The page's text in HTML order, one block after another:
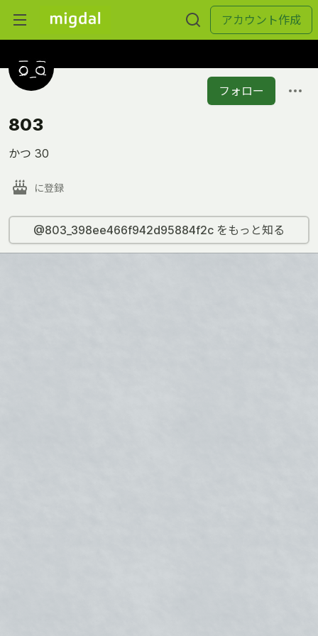
アカウント作成
フォロー
803
かつ 30
に登録
@803_398ee466f942d95884f2c をもっと知る